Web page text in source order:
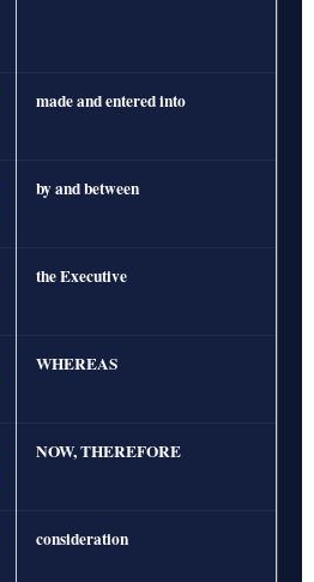
made and entered into
by and between
the Executive
WHEREAS
NOW, THEREFORE
consideration